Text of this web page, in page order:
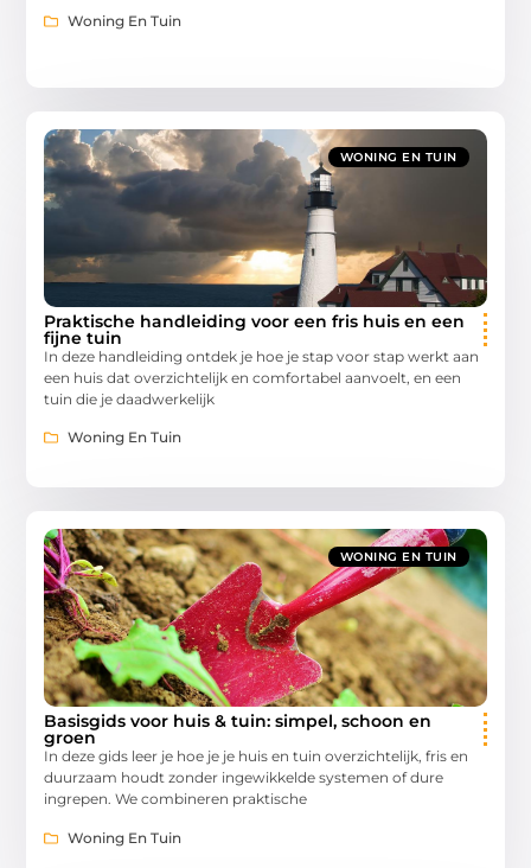
Woning En Tuin
WONING EN TUIN
Praktische handleiding voor een fris huis en een
fijne tuin
In deze handleiding ontdek je hoe je stap voor stap werkt aan
een huis dat overzichtelijk en comfortabel aanvoelt, en een
tuin die je daadwerkelijk
Woning En Tuin
WONING EN TUIN
Basisgids voor huis & tuin: simpel, schoon en
groen
In deze gids leer je hoe je je huis en tuin overzichtelijk, fris en
duurzaam houdt zonder ingewikkelde systemen of dure
ingrepen. We combineren praktische
Woning En Tuin